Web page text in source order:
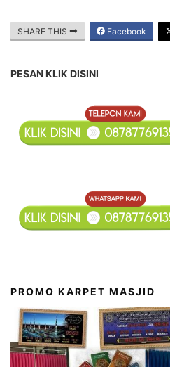
SHARE THIS Facebook
PESAN KLIK DISINI
PROMO KARPET MASJID